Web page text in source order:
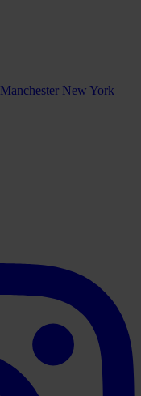
Manchester New York